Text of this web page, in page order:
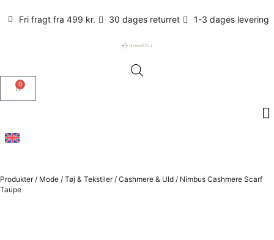
Fri fragt fra 499 kr. 30 dages returret 1-3 dages levering
0
Produkter / Mode / Tøj & Tekstiler / Cashmere & Uld / Nimbus Cashmere Scarf
Taupe